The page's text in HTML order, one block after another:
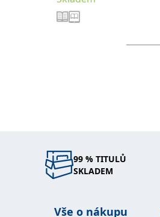
99 % TITULŮ
SKLADEM
Vše o nákupu